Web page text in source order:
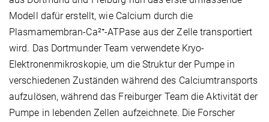
Modell dafür erstellt, wie Calcium durch die
Plasmamembran-Ca²⁺-ATPase aus der Zelle transportiert
wird. Das Dortmunder Team verwendete Κryo-
Elektronenmikroskopie, um die Struktur der Pumpe in
verschiedenen Zuständen während des Calciumtransports
aufzulösen, während das Freiburger Team die Aktivität der
Pumpe in lebenden Zellen aufzeichnete. Die Forscher